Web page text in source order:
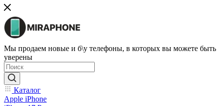
Мы продаем новые и б\у телефоны, в которых вы можете быть
уверены
Каталог
Apple iPhone